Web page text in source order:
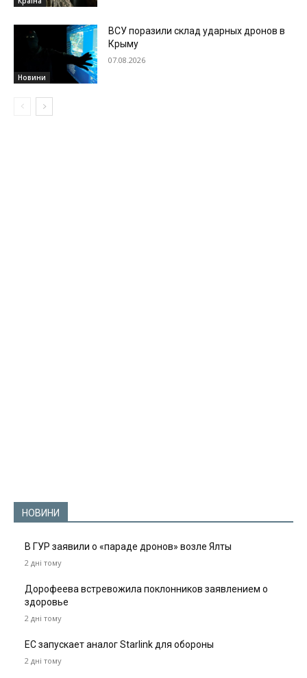
Новини
ВСУ поразили склад ударных дронов в
Крыму
07.08.2026
НОВИНИ
В ГУР заявили о «параде дронов» возле Ялты
2 дні тому
Дорофеева встревожила поклонников заявлением о
здоровье
2 дні тому
ЕС запускает аналог Starlink для обороны
2 дні тому